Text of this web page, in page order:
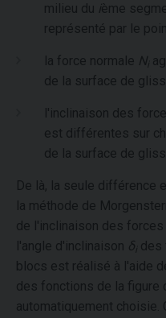
milieu du ième
représenté par le
la force normale Ni
de la surface de
l'inclinaison des
est différentes sur
de la surface de
De là, la seule différence
la méthode de
de l'inclinaison des
l'angle d'inclinaison δi des
blocs est réalisé à l'aide
des fonctions de la figure
automatiquement choisie.